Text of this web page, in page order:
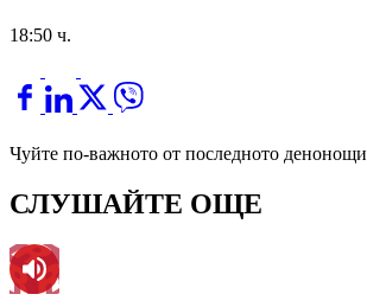
18:50 ч.
Чуйте по-важното от последното
СЛУШАЙТЕ ОЩЕ